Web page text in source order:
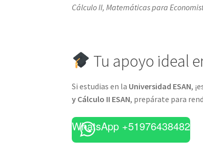
Cálculo II, Matemáticas para
Tu apoyo ideal
Si estudias en la Universidad ESAN,
y Cálculo II ESAN, prepárate para
WhatsApp +51976438482